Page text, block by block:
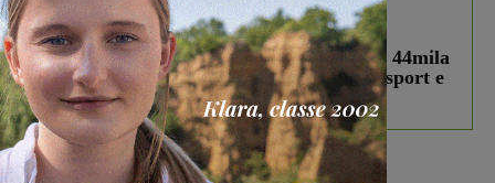
In vetrina 3 Agosto 2026
Estra Notizie agosto: Smart Cities, oltre 44mila
studenti coinvolti, torna il bando per lo sport e
debutta il podcast Estrair